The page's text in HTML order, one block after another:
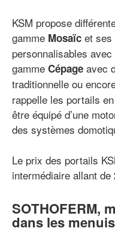
KSM propose
gamme Mosaïc et ses
personnalisables
gamme Cépage avec
traditionnelle ou
rappelle les portails
être équipé d’une
des systèmes
Le prix des portails
intermédiaire allant de
SOTHOFERM,
dans les